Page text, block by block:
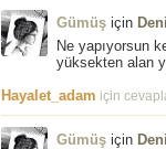
Gümüş için
Ne yapıyorsun
yüksekten alan
Hayalet_adam için
Gümüş için